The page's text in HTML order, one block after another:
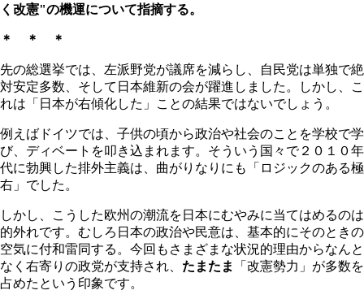
く改憲"の機運について指摘する。
＊ ＊ ＊
先の総選挙では、左派野党が議席を減らし、自民党は単独で絶
対安定多数、そして日本維新の会が躍進しました。しかし、こ
れは「日本が右傾化した」ことの結果ではないでしょう。
例えばドイツでは、子供の頃から政治や社会のことを学校で学
び、ディベートを叩き込まれます。そういう国々で２０１０年
代に勃興した排外主義は、曲がりなりにも「ロジックのある極
右」でした。
しかし、こうした欧州の潮流を日本にむやみに当てはめるのは
的外れです。むしろ日本の政治や民意は、基本的にそのときの
空気に付和雷同する。今回もさまざまな状況的理由からなんと
なく右寄りの政党が支持され、 たまたま
「改憲勢力」が多数を
占めたという印象です。